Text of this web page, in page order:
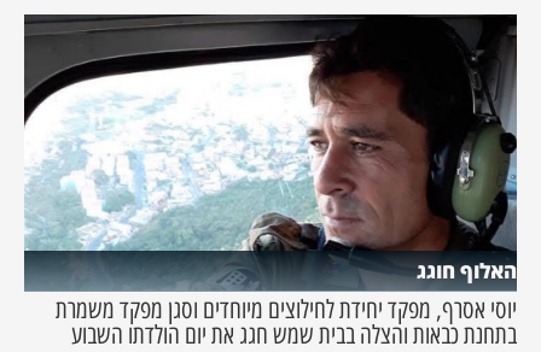
האלוף חוגג
יוסי אסרף, מפקד יחידת לחילוצים מיוחדים וסגן מפקד משמרת
בתחנת כבאות והצלה בבית שמש חגג את יום הולדתו השבוע